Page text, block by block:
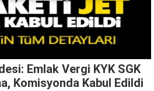
Emlak Vergi KYK SGK
Komisyonda Kabul Edildi